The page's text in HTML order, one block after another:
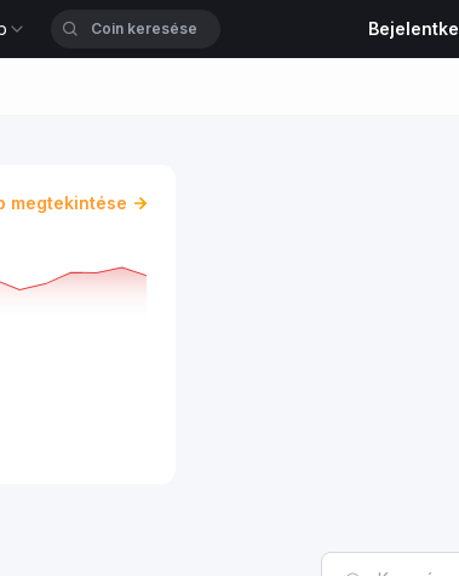
megtekintése